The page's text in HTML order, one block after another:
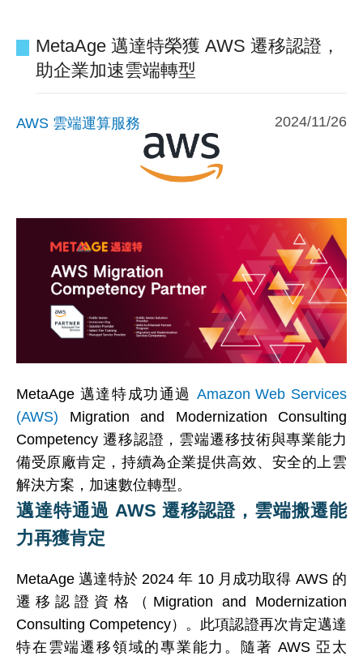
MetaAge 邁達特榮獲 AWS 遷移認證，
助企業加速雲端轉型
AWS 雲端運算服務 2024/11/26
MetaAge 邁達特成功通過 Amazon Web Services
(AWS) Migration and Modernization Consulting
Competency 遷移認證，雲端遷移技術與專業能力
備受原廠肯定，持續為企業提供高效、安全的上雲
解決方案，加速數位轉型。
邁達特通過 AWS 遷移認證，雲端搬遷能
力再獲肯定
MetaAge 邁達特於 2024 年 10 月成功取得 AWS 的
遷移認證資格（Migration and Modernization
Consulting Competency）。此項認證再次肯定邁達
特在雲端遷移領域的專業能力。隨著 AWS 亞太